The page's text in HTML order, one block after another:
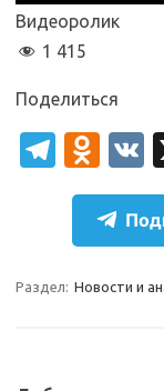
Видеоролик
1 415
Поделиться
T
el
gr
a
O
d
n
o
kl
Раздел: Новости и